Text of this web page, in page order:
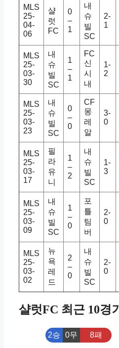
MLS
25-
04-
06
샬
럿
FC
0
–
1
내
슈
빌
SC
2-
1
MLS
25-
03-
30
내
슈
빌
SC
1
–
1
FC
신
시
내
1-
2
MLS
25-
03-
23
내
슈
빌
SC
0
–
0
CF
몽
레
알
3-
0
MLS
25-
03-
17
필
라
유
니
1
–
2
내
슈
빌
SC
1-
3
MLS
25-
03-
09
내
슈
빌
SC
1
–
0
포
틀
팀
버
2-
0
MLS
25-
03-
02
뉴
욕
레
드
2
–
0
내
슈
빌
SC
2-
0
샬럿FC 최근 10경기
2승 0무 8패